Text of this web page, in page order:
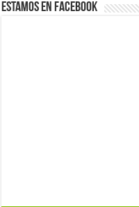
Estamos en Facebook